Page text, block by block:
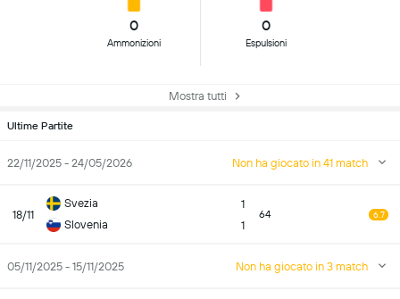
0
Ammonizioni
0
Espulsioni
Mostra tutti
Ultime Partite
22/11/2025 - 24/05/2026 Non ha giocato in 41 match
18/11
Svezia
Slovenia
1
1
64 6.7
05/11/2025 - 15/11/2025 Non ha giocato in 3 match